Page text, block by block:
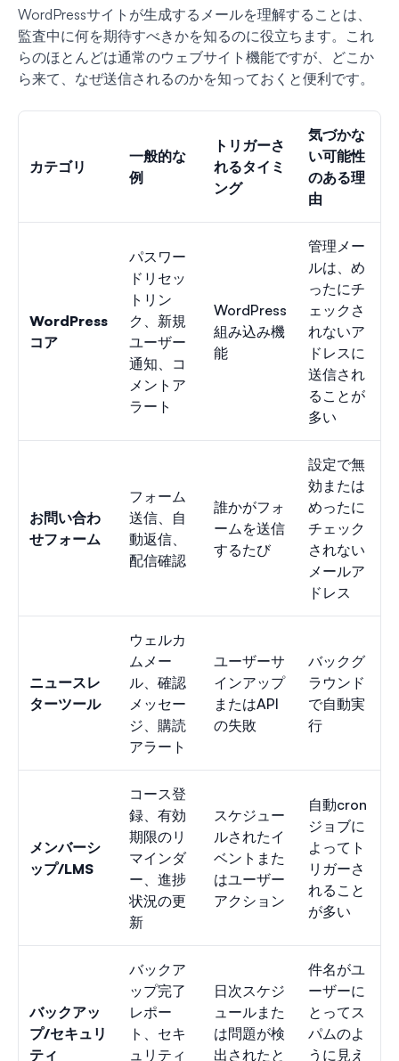
WordPressサイトが生成するメールを理解することは、
監査中に何を期待すべきかを知るのに役立ちます。これ
らのほとんどは通常のウェブサイト機能ですが、どこか
ら来て、なぜ送信されるのかを知っておくと便利です。
カテゴリ
一般的な
例
トリガーさ
れるタイミ
ング
気づかな
い可能性
のある理
由
WordPress
コア
パスワー
ドリセッ
トリン
ク、新規
ユーザー
通知、コ
メントア
ラート
WordPress
組み込み機
能
管理メー
ルは、め
ったにチ
ェックさ
れないア
ドレスに
送信され
ることが
多い
お問い合わ
せフォーム
フォーム
送信、自
動返信、
配信確認
誰かがフォ
ームを送信
するたび
設定で無
効または
めったに
チェック
されない
メールア
ドレス
ニュースレ
ターツール
ウェルカ
ムメー
ル、確認
メッセー
ジ、購読
アラート
ユーザーサ
インアップ
またはAPI
の失敗
バックグ
ラウンド
で自動実
行
メンバーシ
ップ/LMS
コース登
録、有効
期限のリ
マインダ
ー、進捗
状況の更
新
スケジュー
ルされたイ
ベントまた
はユーザー
アクション
自動cron
ジョブに
よってト
リガーさ
れること
が多い
バックアッ
プ/セキュリ
ティ
バックア
ップ完了
レポー
ト、セキ
ュリティ
日次スケジ
ュールまた
は問題が検
出されたと
件名がユ
ーザーに
とってス
パムのよ
うに見え